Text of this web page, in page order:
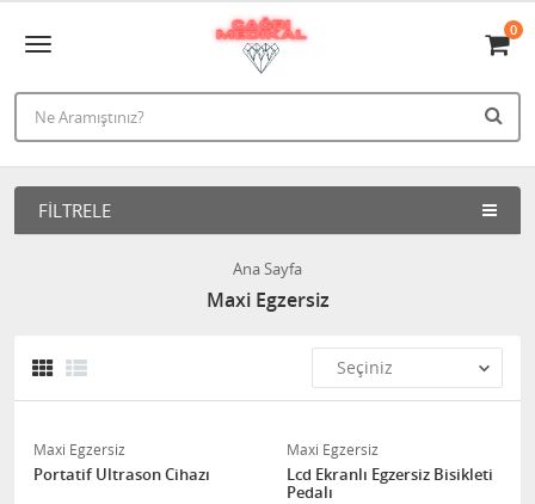
0
FILTRELE
Ana Sayfa
Maxi Egzersiz
Maxi Egzersiz
Portatif Ultrason Cihazı
Maxi Egzersiz
Lcd Ekranlı Egzersiz Bisikleti
Pedalı